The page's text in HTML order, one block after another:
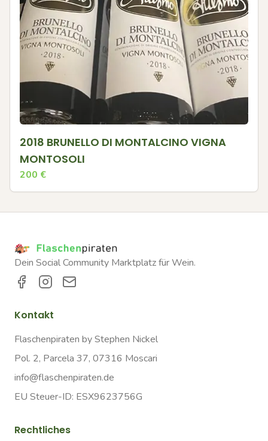
2018 BRUNELLO DI MONTALCINO VIGNA
MONTOSOLI
200 €
Dein Social Community Marktplatz für Wein.
Kontakt
Flaschenpiraten by Stephen Nickel
Pol. 2, Parcela 37, 07316 Moscari
info@flaschenpiraten.de
EU Steuer-ID: ESX9623756G
Rechtliches